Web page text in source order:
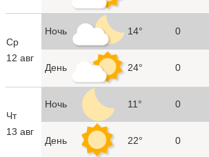
Ср
12 авг
Ночь 14° 0
День 24° 0
Чт
13 авг
Ночь 11° 0
День 22° 0